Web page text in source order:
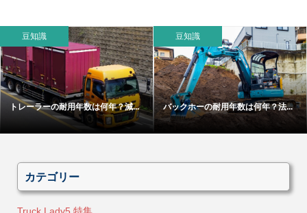
豆知識
トレーラーの耐用年数は何年？減...
豆知識
バックホーの耐用年数は何年？法...
カテゴリー